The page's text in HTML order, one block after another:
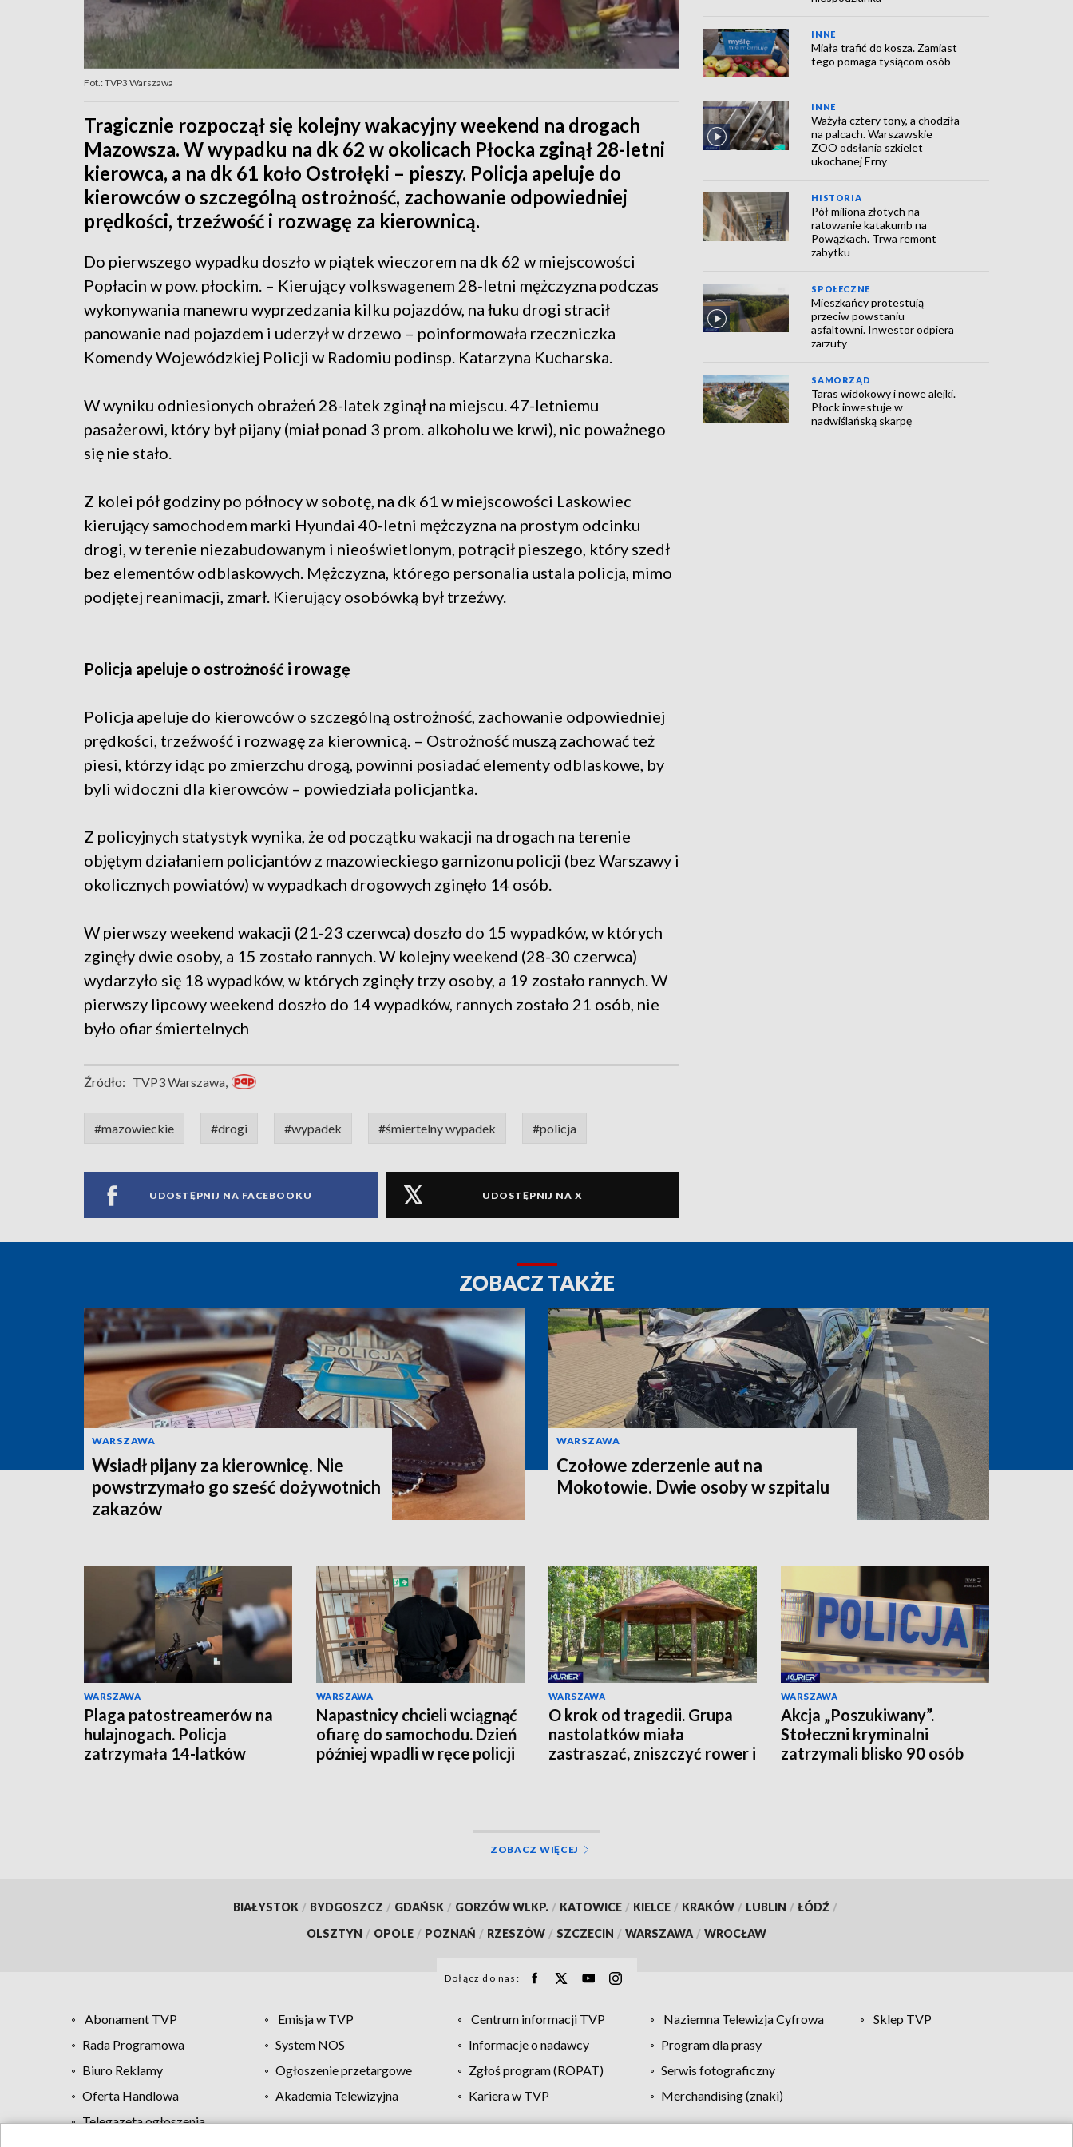
Fot.: TVP3 Warszawa
Tragicznie rozpoczął się kolejny wakacyjny weekend na drogach
Mazowsza. W wypadku na dk 62 w okolicach Płocka zginął 28-letni
kierowca, a na dk 61 koło Ostrołęki – pieszy. Policja apeluje do
kierowców o szczególną ostrożność, zachowanie odpowiedniej
prędkości, trzeźwość i rozwagę za kierownicą.
Do pierwszego wypadku doszło w piątek wieczorem na dk 62 w miejscowości
Popłacin w pow. płockim. – Kierujący volkswagenem 28-letni mężczyzna podczas
wykonywania manewru wyprzedzania kilku pojazdów, na łuku drogi stracił
panowanie nad pojazdem i uderzył w drzewo – poinformowała rzeczniczka
Komendy Wojewódzkiej Policji w Radomiu podinsp. Katarzyna Kucharska.
W wyniku odniesionych obrażeń 28-latek zginął na miejscu. 47-letniemu
pasażerowi, który był pijany (miał ponad 3 prom. alkoholu we krwi), nic poważnego
się nie stało.
Z kolei pół godziny po północy w sobotę, na dk 61 w miejscowości Laskowiec
kierujący samochodem marki Hyundai 40-letni mężczyzna na prostym odcinku
drogi, w terenie niezabudowanym i nieoświetlonym, potrącił pieszego, który szedł
bez elementów odblaskowych. Mężczyzna, którego personalia ustala policja, mimo
podjętej reanimacji, zmarł. Kierujący osobówką był trzeźwy.
Policja apeluje o ostrożność i rowagę
Policja apeluje do kierowców o szczególną ostrożność, zachowanie odpowiedniej
prędkości, trzeźwość i rozwagę za kierownicą. – Ostrożność muszą zachować też
piesi, którzy idąc po zmierzchu drogą, powinni posiadać elementy odblaskowe, by
byli widoczni dla kierowców – powiedziała policjantka.
Z policyjnych statystyk wynika, że od początku wakacji na drogach na terenie
objętym działaniem policjantów z mazowieckiego garnizonu policji (bez Warszawy i
okolicznych powiatów) w wypadkach drogowych zginęło 14 osób.
W pierwszy weekend wakacji (21-23 czerwca) doszło do 15 wypadków, w których
zginęły dwie osoby, a 15 zostało rannych. W kolejny weekend (28-30 czerwca)
wydarzyło się 18 wypadków, w których zginęły trzy osoby, a 19 zostało rannych. W
pierwszy lipcowy weekend doszło do 14 wypadków, rannych zostało 21 osób, nie
było ofiar śmiertelnych
Źródło: TVP3 Warszawa,
#mazowieckie #drogi #wypadek #śmiertelny wypadek #policja
UDOSTĘPNIJ NA FACEBOOKU UDOSTĘPNIJ NA X
INNE
Miała trafić do kosza. Zamiast
tego pomaga tysiącom osób
INNE
Ważyła cztery tony, a chodziła
na palcach. Warszawskie
ZOO odsłania szkielet
ukochanej Erny
HISTORIA
Pół miliona złotych na
ratowanie katakumb na
Powązkach. Trwa remont
zabytku
SPOŁECZNE
Mieszkańcy protestują
przeciw powstaniu
asfaltowni. Inwestor odpiera
zarzuty
SAMORZĄD
Taras widokowy i nowe alejki.
Płock inwestuje w
nadwiślańską skarpę
ZOBACZ TAKŻE
WARSZAWA
Wsiadł pijany za kierownicę. Nie
powstrzymało go sześć dożywotnich
zakazów
WARSZAWA
Czołowe zderzenie aut na
Mokotowie. Dwie osoby w szpitalu
WARSZAWA
Plaga patostreamerów na
hulajnogach. Policja
zatrzymała 14-latków
WARSZAWA
Napastnicy chcieli wciągnąć
ofiarę do samochodu. Dzień
później wpadli w ręce policji
WARSZAWA
O krok od tragedii. Grupa
nastolatków miała
zastraszać, zniszczyć rower i
WARSZAWA
Akcja „Poszukiwany”.
Stołeczni kryminalni
zatrzymali blisko 90 osób
ZOBACZ WIĘCEJ
BIAŁYSTOK / BYDGOSZCZ / GDAŃSK / GORZÓW WLKP. / KATOWICE / KIELCE / KRAKÓW / LUBLIN / ŁÓDŹ /
OLSZTYN / OPOLE / POZNAŃ / RZESZÓW / SZCZECIN / WARSZAWA / WROCŁAW
Dołącz do nas:
Abonament TVP Emisja w TVP Centrum informacji TVP Naziemna Telewizja Cyfrowa
Sklep TVP
Rada Programowa
System NOS Informacje o nadawcy
Program dla prasy
Biuro Reklamy
Ogłoszenie przetargowe Zgłoś program (ROPAT)
Serwis fotograficzny
Oferta Handlowa
Akademia Telewizyjna Kariera w TVP
Merchandising (znaki)
Telegazeta ogłoszenia